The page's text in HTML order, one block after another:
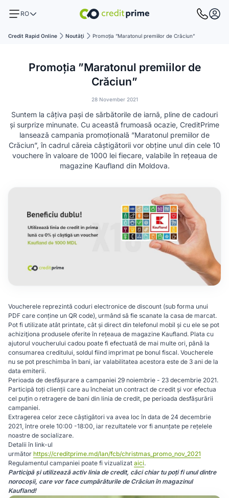
RO
Credit Rapid Online Noutăţi Promoția ”Maratonul premiilor de Crăciun”
Promoția ”Maratonul premiilor de
Crăciun”
28 November 2021
Suntem la câțiva pași de sărbătorile de iarnă, pline de cadouri
și surprize minunate. Cu această frumoasă ocazie, CreditPrime
lansează campania promoțională ”Maratonul premiilor de
Crăciun”, în cadrul căreia câștigătorii vor obține unul din cele 10
vouchere în valoare de 1000 lei fiecare, valabile în rețeaua de
magazine Kaufland din Moldova.
Voucherele reprezintă coduri electronice de discount (sub forma unui
PDF care conține un QR code), urmând să fie scanate la casa de marcat.
Pot fi utilizate atât printate, cât și direct din telefonul mobil și cu ele se pot
achiziţiona produsele oferite în rețeaua de magazine Kaufland. Plata cu
ajutorul voucherului cadou poate fi efectuată de mai multe ori, până la
consumarea creditului, soldul fiind imprimat pe bonul fiscal. Voucherele
nu se pot preschimba în bani, iar valabilitatea acestora este de 3 ani de la
data emiterii.
Perioada de desfășurare a campaniei 29 noiembrie - 23 decembrie 2021.
Participă toți clienții care au încheiat un contract de credit și vor efectua
cel puțin o retragere de bani din linia de credit, pe perioada desfășurării
campaniei.
Extragerea celor zece câștigători va avea loc în data de 24 decembrie
2021, între orele 10:00 -18:00, iar rezultatele vor fi anunțate pe rețelele
noastre de socializare.
Detalii în link-ul
următor https://creditprime.md/lan/fcb/christmas_promo_nov_2021
Regulamentul campaniei poate fi vizualizat aici.
Participă și utilizează activ linia de credit, căci chiar tu poți fi unul dintre
norocoșii, care vor face cumpărăturile de Crăciun în magazinul
Kaufland!